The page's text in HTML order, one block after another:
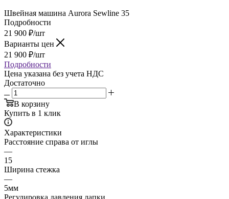
Швейная машина Aurora Sewline 35
Подробности
21 900 ₽/шт
Варианты цен
21 900 ₽/шт
Подробности
Цена указана без учета НДС
Достаточно
В корзину
Купить в 1 клик
Характеристики
Расстояние справа от иглы
—
15
Ширина стежка
—
5мм
Регулировка давления лапки